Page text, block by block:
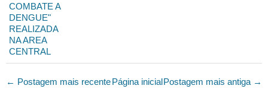
COMBATE A
DENGUE"
REALIZADA
NA AREA
CENTRAL
← Postagem mais recente Postagem mais antiga →
Página inicial